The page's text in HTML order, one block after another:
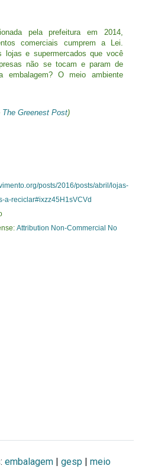
pela prefeitura em 2014,
comerciais cumprem a Lei.
e supermercados que você
não se tocam e param de
embalagem? O meio ambiente
The Greenest Post)
posts/2016/posts/abril/lojas-
a-reciclar#ixzz45H1sVCVd
Attribution Non-Commercial No
embalagem | gesp | meio